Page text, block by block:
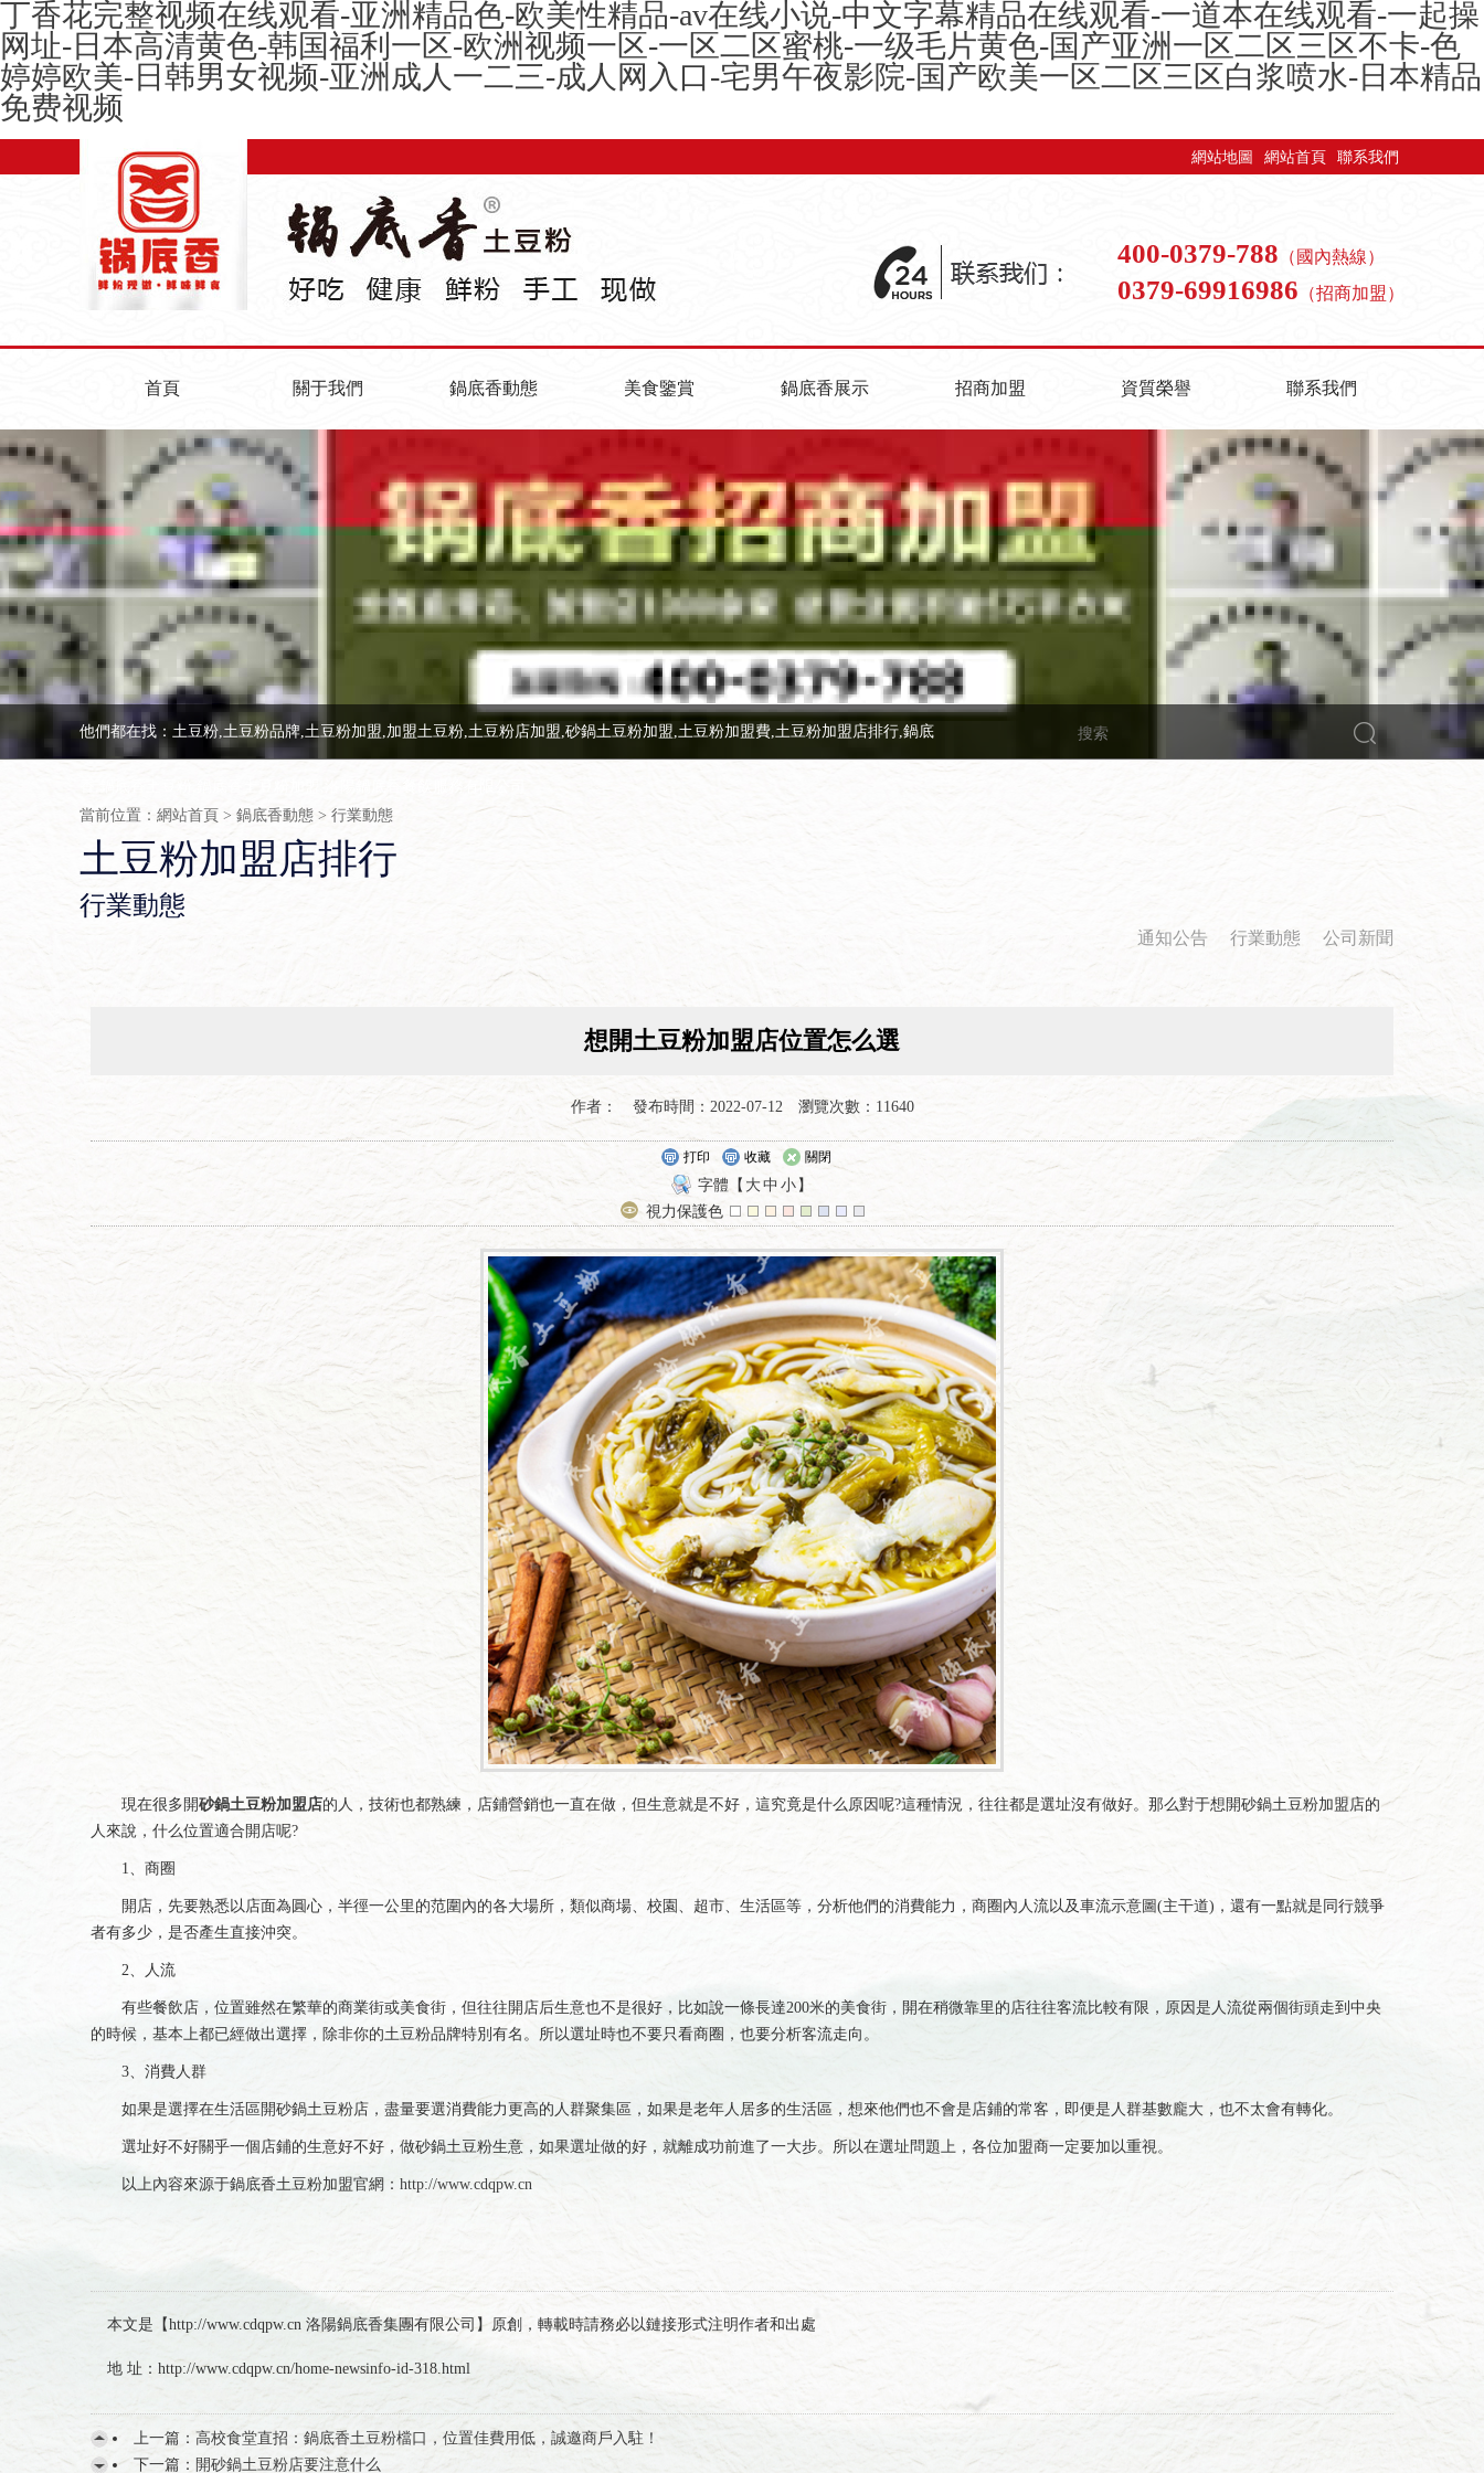
丁香花完整视频在线观看-亚洲精品色-欧美性精品-av在线小说-中文字幕精品在线观看-一道本在线观看-一起操
网址-日本高清黄色-韩国福利一区-欧洲视频一区-一区二区蜜桃-一级毛片黄色-国产亚洲一区二区三区不卡-色
婷婷欧美-日韩男女视频-亚洲成人一二三-成人网入口-宅男午夜影院-国产欧美一区二区三区白浆喷水-日本精品
免费视频
網站地圖 網站首頁 聯系我們
400-0379-788 （國內熱線）
0379-69916986 （招商加盟）
首頁 關于我們 鍋底香動態 美食鑒賞 鍋底香展示 招商加盟 資質榮譽 聯系我們
他們都在找：土豆粉,土豆粉品牌,土豆粉加盟,加盟土豆粉,土豆粉店加盟,砂鍋土豆粉加盟,土豆粉加盟費,土豆粉加盟店排行,鍋底
當前位置： 網站首頁 > 鍋底香動態 > 行業動態
土豆粉加盟店排行
行業動態
通知公告 行業動態 公司新聞
想開土豆粉加盟店位置怎么選
作者： 發布時間：2022-07-12 瀏覽次數：11640
打印 收藏 關閉
字體【 大中 小 】
視力保護色
現在很多開砂鍋土豆粉加盟店的人，技術也都熟練，店鋪營銷也一直在做，但生意就是不好，這究竟是什么原因呢?這種情況，往往都是選址沒有做好。那么對于想開砂鍋土豆粉加盟店的
人來說，什么位置適合開店呢?
1、商圈
開店，先要熟悉以店面為圓心，半徑一公里的范圍內的各大場所，類似商場、校園、超市、生活區等，分析他們的消費能力，商圈內人流以及車流示意圖(主干道)，還有一點就是同行競爭
者有多少，是否產生直接沖突。
2、人流
有些餐飲店，位置雖然在繁華的商業街或美食街，但往往開店后生意也不是很好，比如說一條長達200米的美食街，開在稍微靠里的店往往客流比較有限，原因是人流從兩個街頭走到中央
的時候，基本上都已經做出選擇，除非你的土豆粉品牌特別有名。所以選址時也不要只看商圈，也要分析客流走向。
3、消費人群
如果是選擇在生活區開砂鍋土豆粉店，盡量要選消費能力更高的人群聚集區，如果是老年人居多的生活區，想來他們也不會是店鋪的常客，即便是人群基數龐大，也不太會有轉化。
選址好不好關乎一個店鋪的生意好不好，做砂鍋土豆粉生意，如果選址做的好，就離成功前進了一大步。所以在選址問題上，各位加盟商一定要加以重視。
以上內容來源于鍋底香土豆粉加盟官網： http://www.cdqpw.cn
本文是【http://www.cdqpw.cn 洛陽鍋底香集團有限公司】原創，轉載時請務必以鏈接形式注明作者和出處
地 址：http://www.cdqpw.cn/home-newsinfo-id-318.html
上一篇： 高校食堂直招：鍋底香土豆粉檔口，位置佳費用低，誠邀商戶入駐！
下一篇： 開砂鍋土豆粉店要注意什么